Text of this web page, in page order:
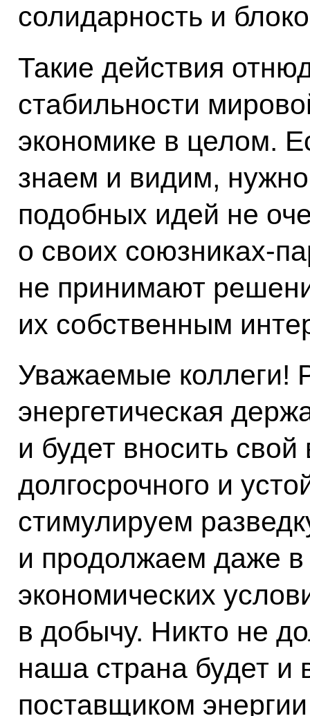
солидарность и
Такие действия
стабильности
экономике в целом.
знаем и видим,
подобных идей не
о своих союзниках-
не принимают
их собственным
Уважаемые коллеги!
энергетическая
и будет вносить
долгосрочного и
стимулируем
и продолжаем даже
экономических
в добычу. Никто не
наша страна будет
поставщиком